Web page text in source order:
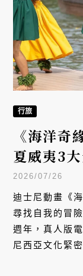
行旅
《海洋奇
夏威夷3
體驗與玻
2026/07/26
迪士尼動畫《
尋找自我的冒
週年，真人版
尼西亞文化緊